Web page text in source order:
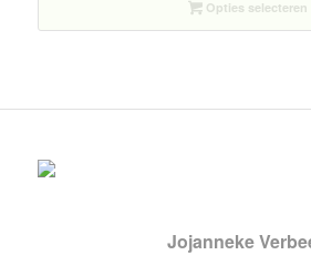
€54.45Opties selecteren
Jojanneke